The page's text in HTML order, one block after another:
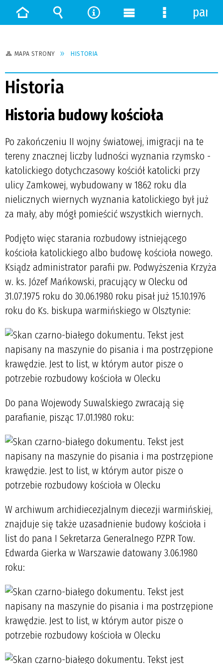
MAPA STRONY HISTORIA
Historia
Historia budowy kościoła
Po zakończeniu II wojny światowej, imigracji na te
tereny znacznej liczby ludności wyznania rzymsko -
katolickiego dotychczasowy kościół katolicki przy
ulicy Zamkowej, wybudowany w 1862 roku dla
nielicznych wiernych wyznania katolickiego był już
za mały, aby mógł pomieścić wszystkich wiernych.
Podjęto więc starania rozbudowy istniejącego
kościoła katolickiego albo budowę kościoła nowego.
Ksiądz administrator parafii pw. Podwyższenia Krzyża
w. ks. Józef Mańkowski, pracujący w Olecku od
31.07.1975 roku do 30.06.1980 roku pisał już 15.10.1976
roku do Ks. biskupa warmińskiego w Olsztynie:
Do pana Wojewody Suwalskiego zwracają się
parafianie, pisząc 17.01.1980 roku:
W archiwum archidiecezjalnym diecezji warmińskiej,
znajduje się także uzasadnienie budowy kościoła i
list do pana I Sekretarza Generalnego PZPR Tow.
Edwarda Gierka w Warszawie datowany 3.06.1980
roku:
StronaWyszukiwarka
NarzędziaMenu Menu
panel